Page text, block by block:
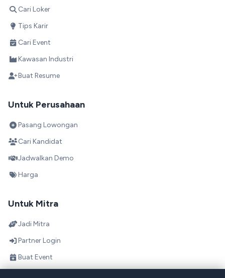
Cari Loker
Tips Karir
Cari Event
Kawasan Industri
Buat Resume
Untuk Perusahaan
Pasang Lowongan
Cari Kandidat
Jadwalkan Demo
Harga
Untuk Mitra
Jadi Mitra
Partner Login
Buat Event